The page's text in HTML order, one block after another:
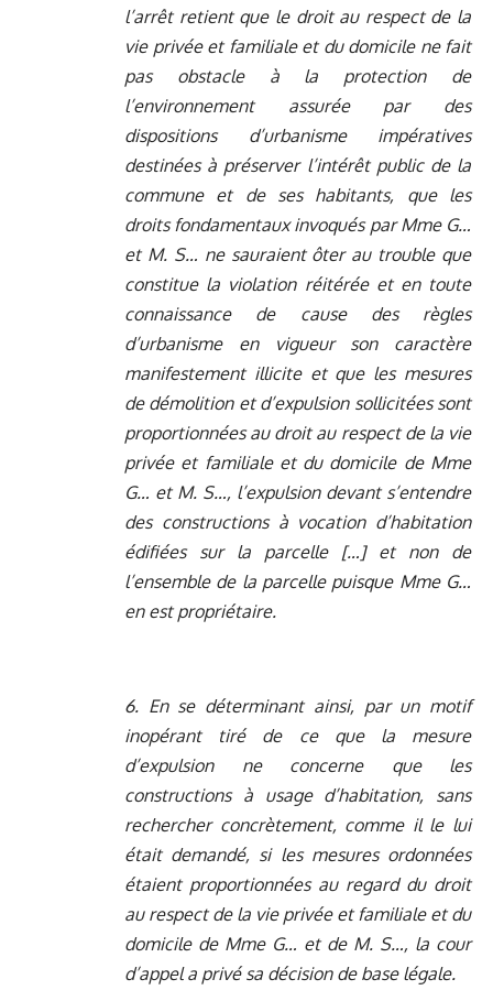
l’arrêt retient que le droit au respect de la
vie privée et familiale et du domicile ne fait
pas obstacle à la protection de
l’environnement assurée par des
dispositions d’urbanisme impératives
destinées à préserver l’intérêt public de la
commune et de ses habitants, que les
droits fondamentaux invoqués par Mme G…
et M. S… ne sauraient ôter au trouble que
constitue la violation réitérée et en toute
connaissance de cause des règles
d’urbanisme en vigueur son caractère
manifestement illicite et que les mesures
de démolition et d’expulsion sollicitées sont
proportionnées au droit au respect de la vie
privée et familiale et du domicile de Mme
G… et M. S…, l’expulsion devant s’entendre
des constructions à vocation d’habitation
édifiées sur la parcelle […] et non de
l’ensemble de la parcelle puisque Mme G…
en est propriétaire.
6. En se déterminant ainsi, par un motif
inopérant tiré de ce que la mesure
d’expulsion ne concerne que les
constructions à usage d’habitation, sans
rechercher concrètement, comme il le lui
était demandé, si les mesures ordonnées
étaient proportionnées au regard du droit
au respect de la vie privée et familiale et du
domicile de Mme G… et de M. S…, la cour
d’appel a privé sa décision de base légale.